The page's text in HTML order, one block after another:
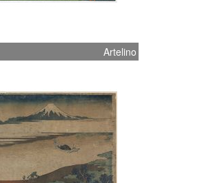
Artelino